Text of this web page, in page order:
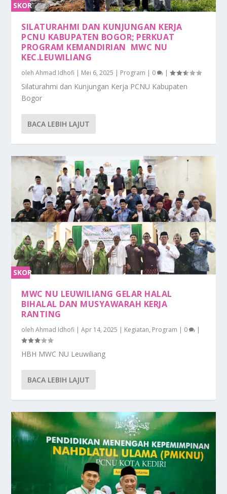
SKOR
SILATURAHMI DAN KUNJUNGAN KERJA
PCNU KABUPATEN BOGOR; PERKUAT
PROGRAM KEMANDIRIAN MWC NU
KEC.LEUWILIANG
olehAhmad Idhofi | Mei 6, 2025 | Program | 0 |
Silaturahmi dan Kunjungan Kerja PCNU Kabupaten
Bogor
BACA LEBIH LAJUT
SKOR
MWC NU LEUWILIANG GELAR HALAL
BIHALAL DAN MUSYAWARAH KERJA
RANTING
olehAhmad Idhofi |Apr 14, 2025 | Kegiatan, Program | 0 |
HBH MWC NU Leuwiliang
BACA LEBIH LAJUT